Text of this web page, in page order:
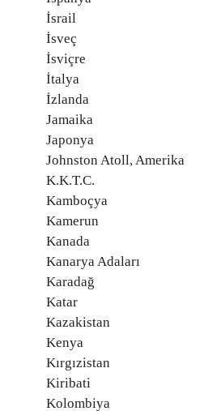
İsrail
İsveç
İsviçre
İtalya
İzlanda
Jamaika
Japonya
Johnston Atoll, Amerika
K.K.T.C.
Kamboçya
Kamerun
Kanada
Kanarya Adaları
Karadağ
Katar
Kazakistan
Kenya
Kırgızistan
Kiribati
Kolombiya